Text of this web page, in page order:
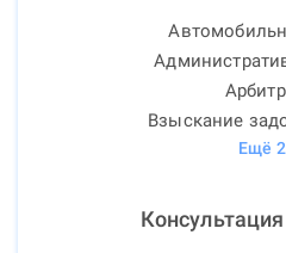
Взыскание
Ещё